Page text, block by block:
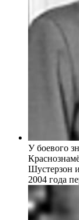
У боевого
Шустерзон
2004 года